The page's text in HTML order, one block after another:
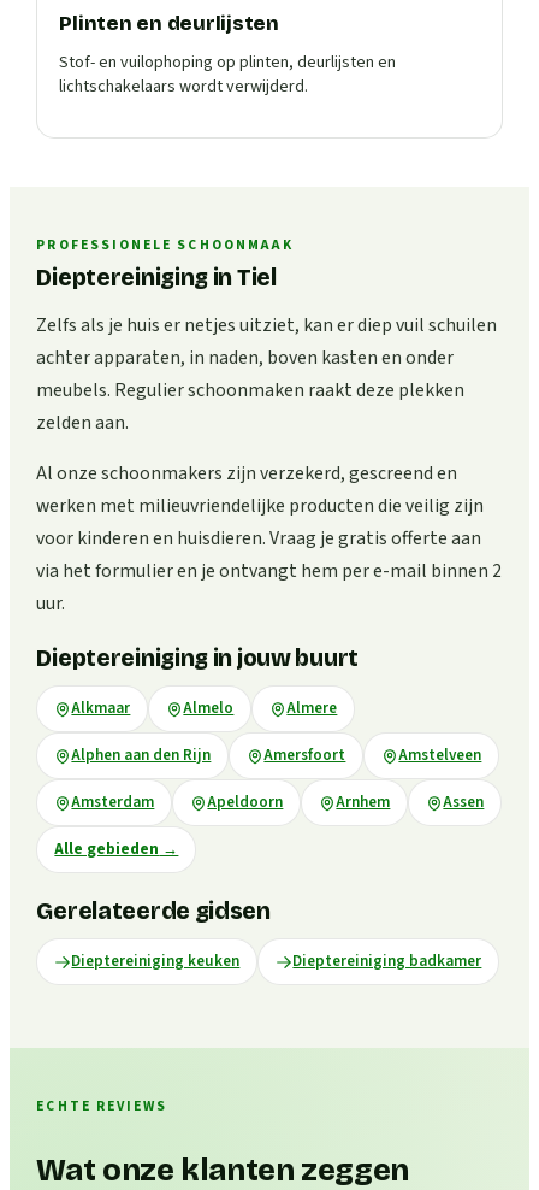
Plinten en deurlijsten
Stof- en vuilophoping op plinten, deurlijsten en
lichtschakelaars wordt verwijderd.
PROFESSIONELE SCHOONMAAK
Dieptereiniging in Tiel
Zelfs als je huis er netjes uitziet, kan er diep vuil schuilen
achter apparaten, in naden, boven kasten en onder
meubels. Regulier schoonmaken raakt deze plekken
zelden aan.
Al onze schoonmakers zijn verzekerd, gescreend en
werken met milieuvriendelijke producten die veilig zijn
voor kinderen en huisdieren. Vraag je gratis offerte aan
via het formulier en je ontvangt hem per e-mail binnen 2
uur.
Dieptereiniging in jouw buurt
Alkmaar Almelo Almere
Alphen aan den Rijn Amersfoort Amstelveen
Amsterdam Apeldoorn Arnhem Assen
Alle gebieden →
Gerelateerde gidsen
Dieptereiniging keuken Dieptereiniging badkamer
ECHTE REVIEWS
Wat onze klanten zeggen